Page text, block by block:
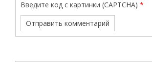
Введите код с картинки (CAPTCHA) *